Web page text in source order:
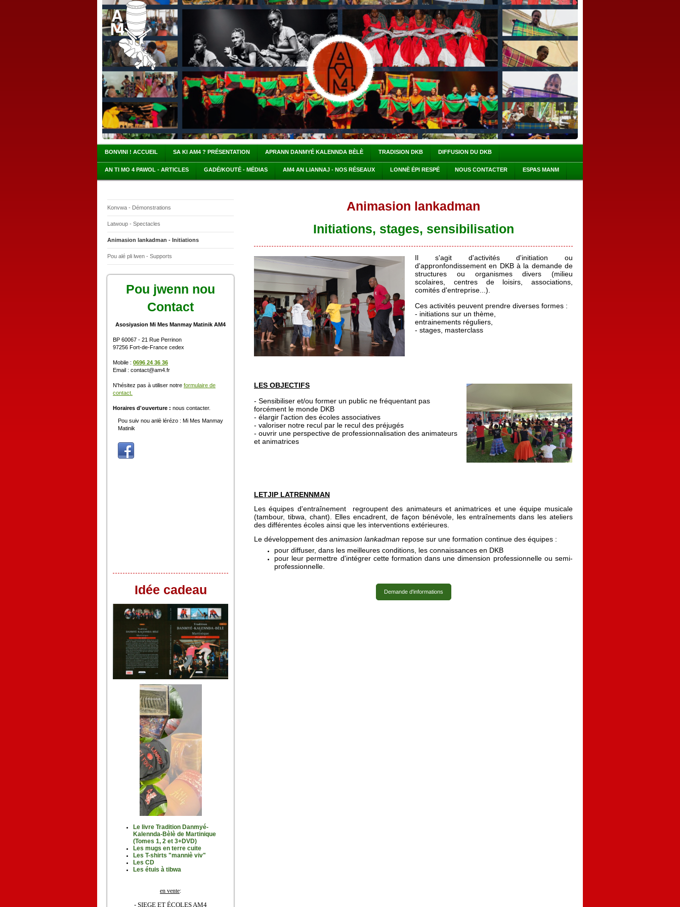
BONVINI ! ACCUEIL SA KI AM4 ? PRÉSENTATION APRANN DANMYÉ KALENNDA BÈLÈ TRADISION DKB DIFFUSION DU DKB
AN TI MO 4 PAWOL - ARTICLES GADÉ/KOUTÉ - MÉDIAS AM4 AN LIANNAJ - NOS RÉSEAUX LONNÈ ÉPI RESPÉ NOUS CONTACTER ESPAS MANM
Konvwa - Démonstrations
Latwoup - Spectacles
Animasion lankadman - Initiations
Pou alé pli lwen - Supports
Pou jwenn nou
Contact
Asosiyasion Mi Mes Manmay Matinik AM4
BP 60067 - 21 Rue Perrinon
97256 Fort-de-France cedex
Mobile : 0696 24 36 36
Email : contact@am4.fr
N'hésitez pas à utiliser notre formulaire de
contact.
Horaires d'ouverture : nous contacter.
Pou suiv nou anlè lérézo : Mi Mes Manmay
Matinik
Idée cadeau
Le livre Tradition Danmyé-
Kalennda-Bèlè de Martinique
(Tomes 1, 2 et 3+DVD)
Les mugs en terre cuite
Les T-shirts "manniè viv"
Les CD
Les étuis à tibwa
en vente:
- SIEGE ET ÉCOLES AM4
Animasion lankadman
Initiations, stages, sensibilisation
Il s'agit d'activités d'initiation ou
d'appronfondissement en DKB à la demande de
structures ou organismes divers (milieu
scolaires, centres de loisirs, associations,
comités d'entreprise...).
Ces activités peuvent prendre diverses formes :
- initiations sur un thème,
entrainements réguliers,
- stages, masterclass
LES OBJECTIFS
- Sensibiliser et/ou former un public ne fréquentant pas
forcément le monde DKB
- élargir l'action des écoles associatives
- valoriser notre recul par le recul des préjugés
- ouvrir une perspective de professionnalisation des animateurs
et animatrices
LETJIP LATRENNMAN
Les équipes d'entraînement regroupent des animateurs et animatrices et une équipe musicale
(tambour, tibwa, chant). Elles encadrent, de façon bénévole, les entraînements dans les ateliers
des différentes écoles ainsi que les interventions extérieures.
Le développement des animasion lankadman repose sur une formation continue des équipes :
pour diffuser, dans les meilleures conditions, les connaissances en DKB
pour leur permettre d'intégrer cette formation dans une dimension professionnelle ou semi-
professionnelle.
Demande d'informations